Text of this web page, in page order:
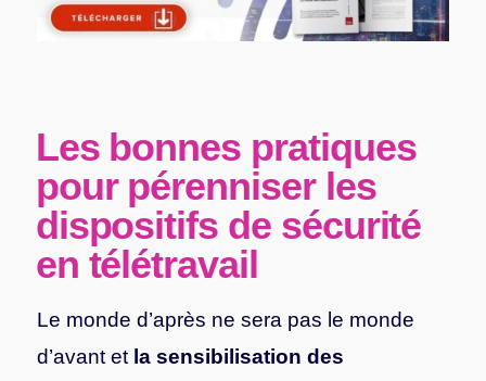
Les bonnes pratiques
pour pérenniser les
dispositifs de sécurité
en télétravail
Le monde d’après ne sera pas le monde
d’avant et la sensibilisation des